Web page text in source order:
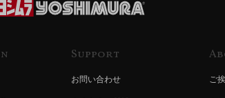
Support
お問い合わせ ご